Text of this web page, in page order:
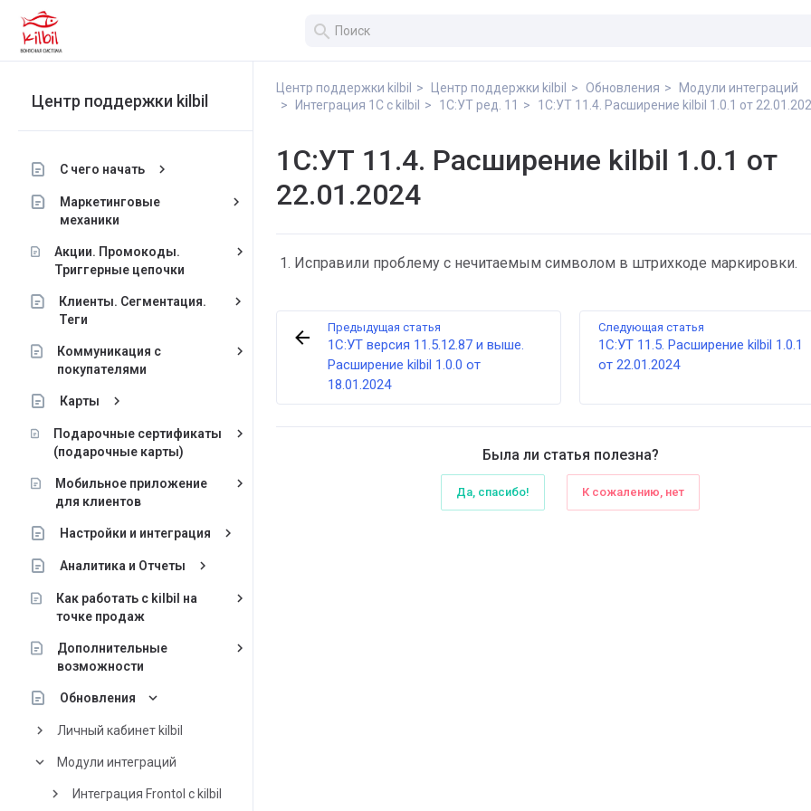
search
Центр поддержки kilbil
С чего начать keyboard_arrow_right
Маркетинговые
механики
keyboard_arrow_right
Акции. Промокоды.
Триггерные цепочки
keyboard_arrow_right
Клиенты. Сегментация.
Теги
keyboard_arrow_right
Коммуникация с
покупателями
keyboard_arrow_right
Карты keyboard_arrow_right
Подарочные сертификаты
(подарочные карты)
keyboard_arrow_right
Мобильное приложение
для клиентов
keyboard_arrow_right
Настройки и интеграция keyboard_arrow_right
Аналитика и Отчеты keyboard_arrow_right
Как работать с kilbil на
точке продаж
keyboard_arrow_right
Дополнительные
возможности
keyboard_arrow_right
Обновления
keyboard_arrow_down
keyboard_arrow_right
Личный кабинет kilbil
keyboard_arrow_down Модули интеграций
keyboard_arrow_right Интеграция Frontol с kilbil
Центр поддержки kilbil Центр поддержки kilbil Обновления
Модули интеграций
Интеграция 1С с kilbil
1С:УТ ред. 11 1С:УТ 11.4. Расширение kilbil 1.0.1 от
1С:УТ 11.4. Расширение kilbil 1.0.1 от
22.01.2024
Исправили проблему с нечитаемым символом в штрихкоде маркировки.
Предыдущая статья
1С:УТ версия 11.5.12.87 и выше.
Расширение kilbil 1.0.0 от
18.01.2024
Следующая статья
1С:УТ 11.5. Расширение kilbil 1.0.1
от 22.01.2024
Была ли статья полезна?
Да, спасибо! К сожалению, нет